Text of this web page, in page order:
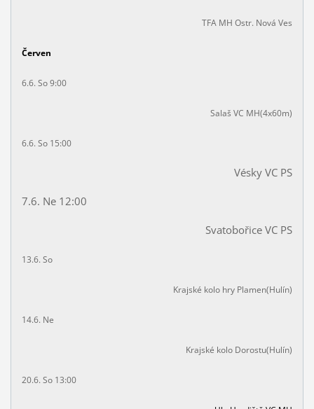
TFA MH Ostr. Nová Ves
Červen
6.6. So 9:00
Salaš VC MH(4x60m)
6.6. So 15:00
Vésky VC PS
7.6. Ne 12:00
Svatobořice VC PS
13.6. So
Krajské kolo hry Plamen(Hulín)
14.6. Ne
Krajské kolo Dorostu(Hulín)
20.6. So 13:00